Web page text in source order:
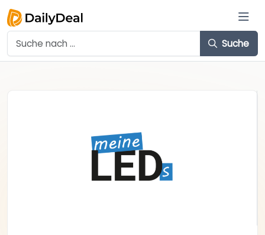
Suche